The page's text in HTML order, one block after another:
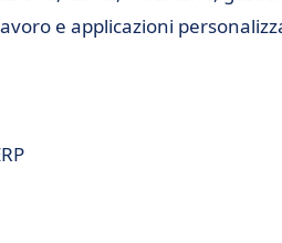
e applicazioni